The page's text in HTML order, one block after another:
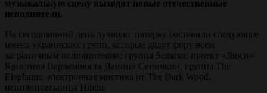
музыкальную сцену выходят новые отечественные
исполнители.
На сегодняшний день лучшую пятерку составили следующее
имена украинских групп, которые дадут фору всем
заграничным исполнителям: группа Semmar, проект «Люси»
Кристина Варламова та Даниил Сеничкин, группа The
Elephants, электронная мистика от The Dark Wood,
исполнительница Hindu.